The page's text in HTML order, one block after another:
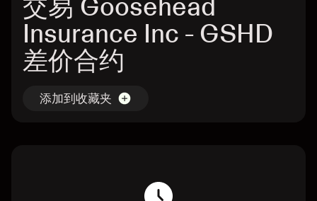
交易 Goosehead
Insurance Inc - GSHD
差价合约
添加到收藏夹